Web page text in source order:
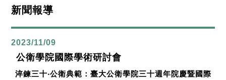
新聞報導
2023/11/09
公衛學院國際學術研討會
淬鍊三十‧公衛典範：臺大公衛學院三十週年院慶暨國際